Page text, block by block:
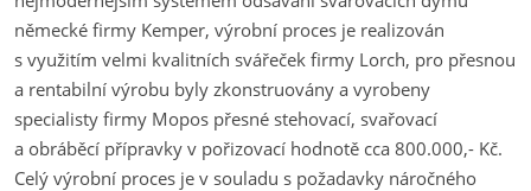
německé firmy Kemper, výrobní proces je realizován
s využitím velmi kvalitních svářeček firmy Lorch, pro přesnou
a rentabilní výrobu byly zkonstruovány a vyrobeny
specialisty firmy Mopos přesné stehovací, svařovací
a obráběcí přípravky v pořizovací hodnotě cca 800.000,- Kč.
Celý výrobní proces je v souladu s požadavky náročného